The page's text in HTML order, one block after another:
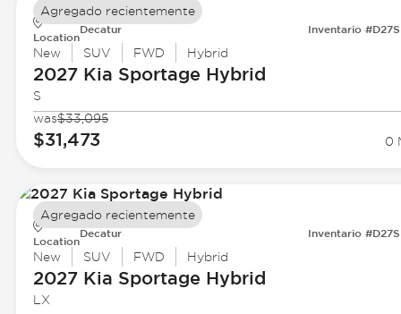
Location
Decatur Inventario
New SUV FWD Hybrid
2027 Kia Sportage Hybrid
S
was$33,095
$31,473 0
Agregado recientemente
Location
Decatur Inventario
New SUV FWD Hybrid
2027 Kia Sportage Hybrid
LX
Agregado recientemente